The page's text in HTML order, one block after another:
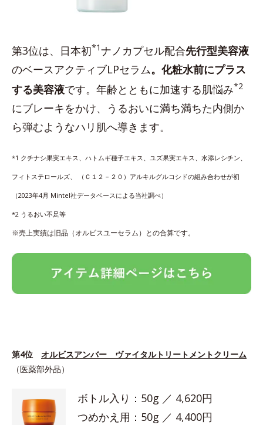
第3位は、日本初*1ナノカプセル配合先行型美容液
のベースアクティブLPセラム。化粧水前にプラス
する美容液です。年齢とともに加速する肌悩み*2
にブレーキをかけ、うるおいに満ち満ちた内側か
ら弾むようなハリ肌へ導きます。
*1 クチナシ果実エキス、ハトムギ種子エキス、ユズ果実エキス、水添レシチン、
フィトステロールズ、 （Ｃ１２－２０）アルキルグルコシドの組み合わせが初
（2023年4月 Mintel社データベースによる当社調べ）
*2 うるおい不足等
※売上実績は旧品（オルビスユーセラム）との合算です。
第4位
オルビスアンバー ヴァイタルトリートメントクリーム
（医薬部外品）
ボトル入り：50g ／ 4,620円
つめかえ用：50g ／ 4,400円